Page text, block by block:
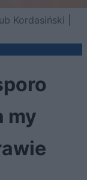
Kordasiński |
my